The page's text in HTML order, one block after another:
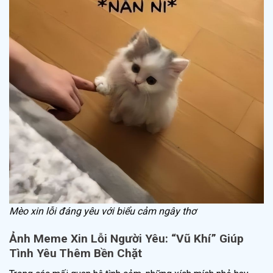
Mèo xin lỗi đáng yêu với biểu cảm ngây thơ
Ảnh Meme Xin Lỗi Người Yêu: “Vũ Khí” Giúp
Tình Yêu Thêm Bền Chặt